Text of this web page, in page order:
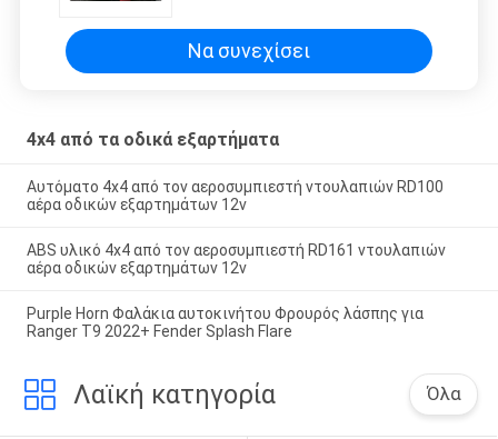
Να συνεχίσει
4x4 από τα οδικά εξαρτήματα
Αυτόματο 4x4 από τον αεροσυμπιεστή ντουλαπιών RD100
αέρα οδικών εξαρτημάτων 12v
ABS υλικό 4x4 από τον αεροσυμπιεστή RD161 ντουλαπιών
αέρα οδικών εξαρτημάτων 12v
Purple Horn Φαλάκια αυτοκινήτου Φρουρός λάσπης για
Ranger T9 2022+ Fender Splash Flare
Λαϊκή κατηγορία Όλα